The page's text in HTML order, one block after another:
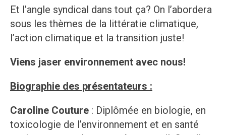
Et l’angle syndical dans tout ça? On l’abordera
sous les thèmes de la littératie climatique,
l’action climatique et la transition juste!
Viens jaser environnement avec nous!
Biographie des présentateurs :
Caroline Couture : Diplômée en biologie, en
toxicologie de l’environnement et en santé